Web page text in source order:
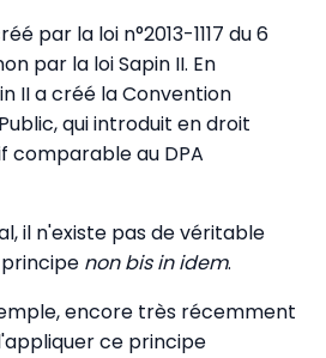
par la loi n°2013-1117 du 6
par la loi Sapin II. En
II a créé la Convention
qui introduit en droit
comparable au DPA
il n'existe pas de véritable
non bis in idem.
encore très récemment
ce principe